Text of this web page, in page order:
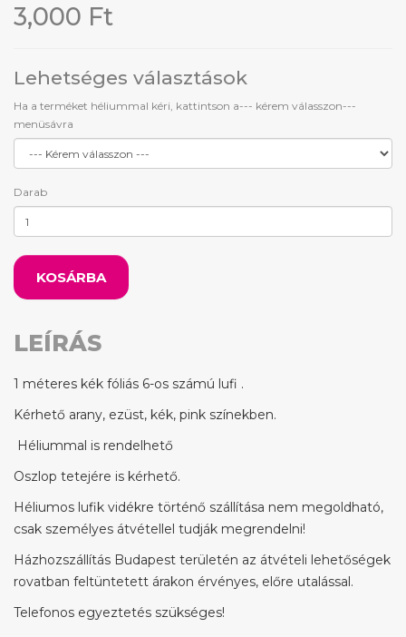
3,000 Ft
Lehetséges választások
Ha a terméket héliummal kéri, kattintson a--- kérem válasszon---
menüsávra
Darab
KOSÁRBA
LEÍRÁS
1 méteres kék fóliás 6-os számú lufi .
Kérhető arany, ezüst, kék, pink színekben.
Héliummal is rendelhető
Oszlop tetejére is kérhető.
Héliumos lufik vidékre történő szállítása nem megoldható,
csak személyes átvétellel tudják megrendelni!
Házhozszállítás Budapest területén az átvételi lehetőségek
rovatban feltüntetett árakon érvényes, előre utalással.
Telefonos egyeztetés szükséges!